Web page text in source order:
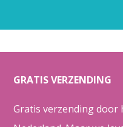
GRATIS VERZENDING
Gratis verzending door